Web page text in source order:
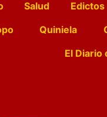
Salud Edictos
Quiniela
El Diario